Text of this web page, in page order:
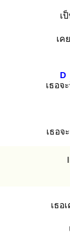
เ
เค
เธอจะ
D
เธอจ
เธอ